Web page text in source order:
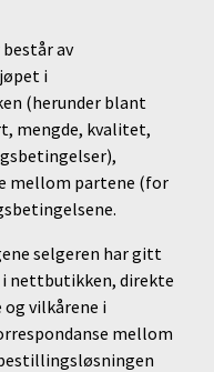
av
i
(herunder blant
mengde, kvalitet,
mellom partene (for
selgeren har gitt
nettbutikken, direkte
vilkårene i
mellom